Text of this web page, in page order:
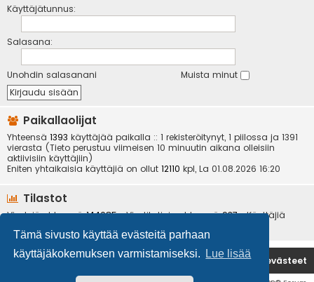
Tämä sivusto käyttää evästeitä parhaan
käyttäjäkokemuksen varmistamiseksi.
Lue lisää
Käyttäjätunnus:
Salasana:
Unohdin salasanani Muista minut
Paikallaolijat
Yhteensä 1393 käyttäjää paikalla :: 1 rekisteröitynyt, 1 piilossa ja 1391
vierasta (Tieto perustuu viimeisen 10 minuutin aikana olleisiin
aktiivisiin käyttäjiin)
Eniten yhtaikaisia käyttäjiä on ollut 12110 kpl, La 01.08.2026 16:20
Tilastot
Viestejä yhteensä144085• Viestiketjuja yhteensä937• Käyttäjiä
Etusivu Poista evästeet